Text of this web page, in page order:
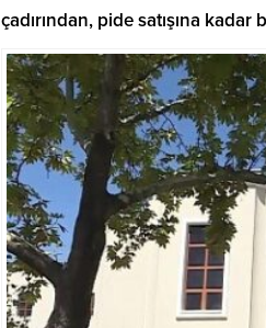
çadırından, pide satışına